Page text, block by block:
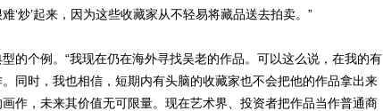
‘炒’起来，因为这些收藏家从不轻易将藏品送去拍卖。”
个例。“我现在仍在海外寻找吴老的作品。可以这么说，在我的有
同时，我也相信，短期内有头脑的收藏家也不会把他的作品拿出来
作，未来其价值无可限量。现在艺术界、投资者把作品当作普通商